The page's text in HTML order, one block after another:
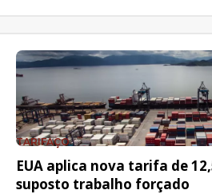
TARIFAÇO
EUA aplica nova tarifa de
suposto trabalho forçado